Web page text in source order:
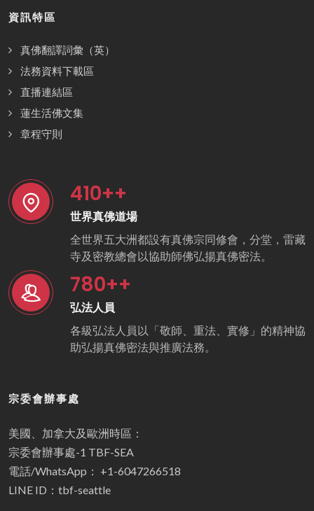
資訊特區
真佛翻譯詞彙（英）
法務資料下載區
直播連結區
蓮生活佛文集
章程守則
410++
世界真佛道場
全世界五大洲都設有真佛宗同修會，分堂，雷藏
寺及密教總會以協助師佛弘揚真佛密法。
780++
弘法人員
各級弘法人員以「敬師、重法、實修」的精神協
助弘揚真佛密法與推廣法務。
宗委會辦事處
美國、加拿大及歐洲時區：
宗委會辦事處-1 TBF-SEA
電話/WhatsApp： +1-6047266518
LINE ID：tbf-seattle